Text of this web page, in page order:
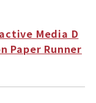
Media D
Paper Runner